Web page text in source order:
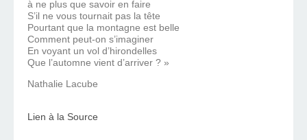
à ne plus que savoir en faire
S’il ne vous tournait pas la tête
Pourtant que la montagne est belle
Comment peut-on s’imaginer
En voyant un vol d’hirondelles
Que l’automne vient d’arriver ? »
Nathalie Lacube
Lien à la Source